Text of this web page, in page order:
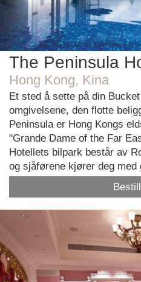
The Peninsula
Hong Kong, Kina
Et sted å sette på din
omgivelsene, den flotte
Peninsula er Hong Kongs
"Grande Dame of the Far
Hotellets bilpark består av
og sjåførene kjører deg med
This page can't
OK